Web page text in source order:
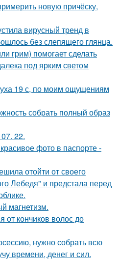
новую причёску,
вирусный тренд в
без слепящего глянца.
грим) помогает сделать
под ярким светом
19 с, по моим ощущениям
собрать полный образ
22.
фото в паспорте -
отойти от своего
Лебедя" и предстала перед
магнетизм.
кончиков волос до
нужно собрать всю
времени, денег и сил.